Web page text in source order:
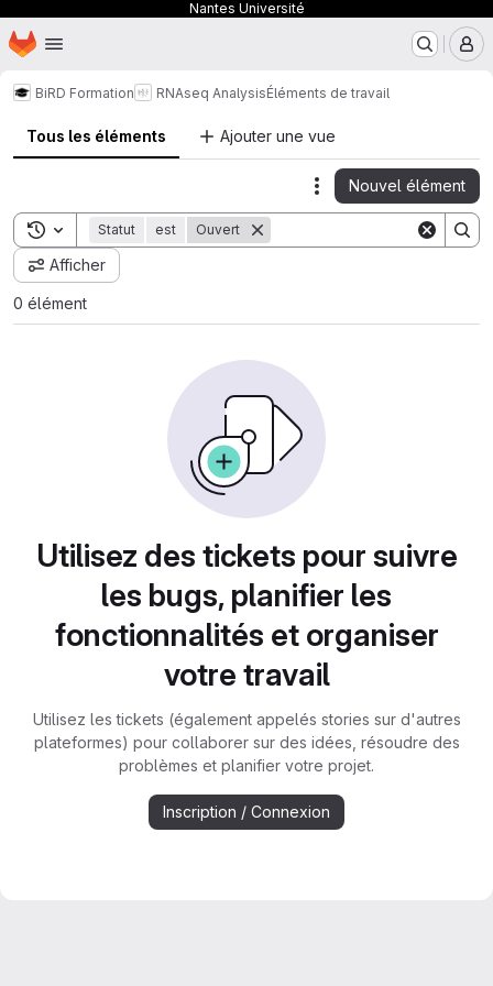
Nantes Université
Passer au contenu principal
Page d'accueil
BiRD Formation RNAseq AnalysisÉléments de travail
Tous les éléments Ajouter une vue
Actions
Nouvel élément
Toggle search history
Statut est Ouvert
Afficher
0 élément
Utilisez des tickets pour suivre
les bugs, planifier les
fonctionnalités et organiser
votre travail
Utilisez les tickets (également appelés stories sur d'autres
plateformes) pour collaborer sur des idées, résoudre des
problèmes et planifier votre projet.
Inscription / Connexion